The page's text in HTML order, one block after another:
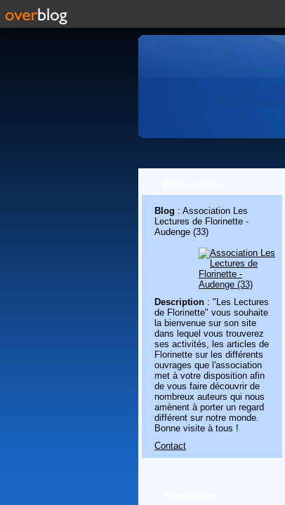
Blog : Association Les
Lectures de Florinette -
Audenge (33)
Description : "Les Lectures
de Florinette" vous souhaite
la bienvenue sur son site
dans lequel vous trouverez
ses activités, les articles de
Florinette sur les différents
ouvrages que l'association
met à votre disposition afin
de vous faire découvrir de
nombreux auteurs qui nous
amènent à porter un regard
différent sur notre monde.
Bonne visite à tous !
Contact